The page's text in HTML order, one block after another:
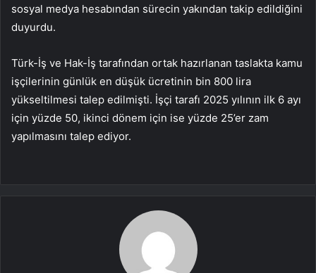
sosyal medya hesabından sürecin yakından takip edildiğini
duyurdu.
Türk-İş ve Hak-İş tarafından ortak hazırlanan taslakta kamu
işçilerinin günlük en düşük ücretinin bin 800 lira
yükseltilmesi talep edilmişti. İşçi tarafı 2025 yılının ilk 6 ayı
için yüzde 50, ikinci dönem için ise yüzde 25’er zam
yapılmasını talep ediyor.